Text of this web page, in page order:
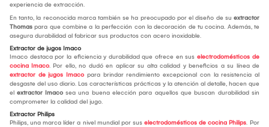
experiencia de extracción.
En tanto, la reconocida marca también se ha preocupado por el diseño de su extractor
Thomas para que combine a la perfección con la decoración de tu cocina. Además, te
asegura durabilidad al fabricar sus productos con acero inoxidable.
Extractor de jugos Imaco
Imaco destaca por la eficiencia y durabilidad que ofrece en sus electrodomésticos de
cocina Imaco. Por ello, no dudó en aplicar su alta calidad y beneficios a su línea de
extractor de jugos Imaco para brindar rendimiento excepcional con la resistencia al
desgaste del uso diario. Las características prácticas y la atención al detalle, hacen que
el extractor Imaco sea una buena elección para aquellos que buscan durabilidad sin
comprometer la calidad del jugo.
Extractor Philips
Philips, una marca líder a nivel mundial por sus electrodomésticos de cocina Philips. Por